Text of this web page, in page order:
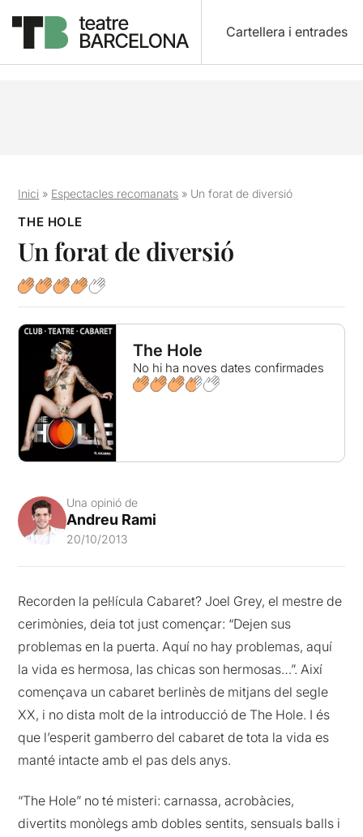
Cartellera i entrades
Inici » Espectacles recomanats » Un forat de diversió
THE HOLE
Un forat de diversió
The Hole
No hi ha noves dates confirmades
Una opinió de
Andreu Rami
20/10/2013
Recorden la pel·lícula Cabaret? Joel Grey, el mestre de
cerimònies, deia tot just començar: “Dejen sus
problemas en la puerta. Aquí no hay problemas, aquí
la vida es hermosa, las chicas son hermosas…”. Així
començava un cabaret berlinès de mitjans del segle
XX, i no dista molt de la introducció de The Hole. I és
que l’esperit gamberro del cabaret de tota la vida es
manté intacte amb el pas dels anys.
“The Hole” no té misteri: carnassa, acrobàcies,
divertits monòlegs amb dobles sentits, sensuals balls i